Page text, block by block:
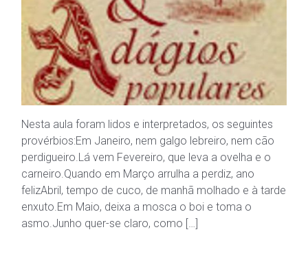
Nesta aula foram lidos e interpretados, os seguintes
provérbios:Em Janeiro, nem galgo lebreiro, nem cão
perdigueiro.Lá vem Fevereiro, que leva a ovelha e o
carneiro.Quando em Março arrulha a perdiz, ano
felizAbril, tempo de cuco, de manhã molhado e à tarde
enxuto.Em Maio, deixa a mosca o boi e toma o
asmo.Junho quer-se claro, como […]